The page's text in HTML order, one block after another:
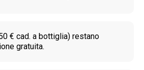
€ cad. a bottiglia) restano
gratuita.